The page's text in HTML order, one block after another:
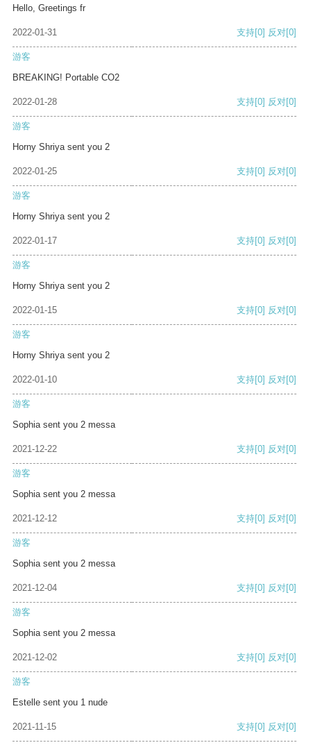
Hello, Greetings fr
2022-01-31 支持[0] 反对[0]
游客
BREAKING! Portable CO2
2022-01-28 支持[0] 反对[0]
游客
Horny Shriya sent you 2
2022-01-25 支持[0] 反对[0]
游客
Horny Shriya sent you 2
2022-01-17 支持[0] 反对[0]
游客
Horny Shriya sent you 2
2022-01-15 支持[0] 反对[0]
游客
Horny Shriya sent you 2
2022-01-10 支持[0] 反对[0]
游客
Sophia sent you 2 messa
2021-12-22 支持[0] 反对[0]
游客
Sophia sent you 2 messa
2021-12-12 支持[0] 反对[0]
游客
Sophia sent you 2 messa
2021-12-04 支持[0] 反对[0]
游客
Sophia sent you 2 messa
2021-12-02 支持[0] 反对[0]
游客
Estelle sent you 1 nude
2021-11-15 支持[0] 反对[0]